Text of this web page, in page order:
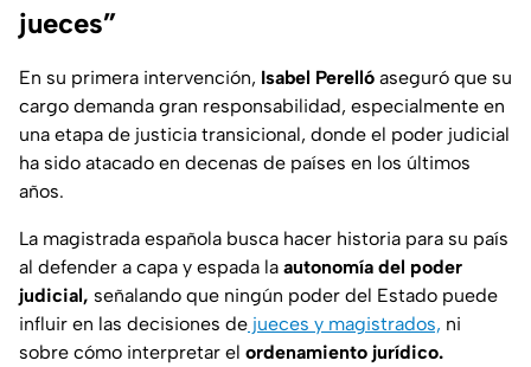
jueces”
En su primera intervención, Isabel Perelló aseguró que su
cargo demanda gran responsabilidad, especialmente en
una etapa de justicia transicional, donde el poder judicial
ha sido atacado en decenas de países en los últimos
años.
La magistrada española busca hacer historia para su país
al defender a capa y espada la autonomía del poder
judicial, señalando que ningún poder del Estado puede
influir en las decisiones de jueces y magistrados, ni
sobre cómo interpretar el ordenamiento jurídico.